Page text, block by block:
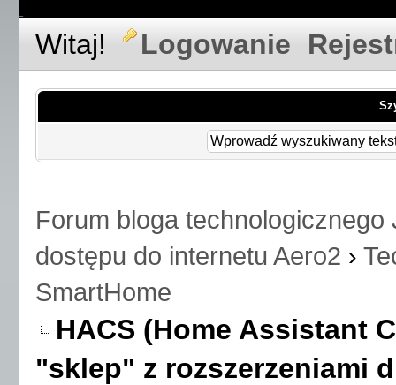
Witaj! Logowanie
Forum bloga technologicznego
dostępu do internetu Aero2 ›
SmartHome
HACS (Home Assistant
"sklep" z rozszerzeniami